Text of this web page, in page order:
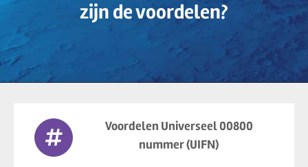
zijn de voordelen?
Voordelen Universeel 00800
nummer (UIFN)